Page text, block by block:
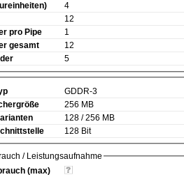
4
12
pro Pipe
1
gesamt
12
5
GDDR-3
256 MB
128 / 256 MB
128 Bit
/ Leistungsaufnahme
(max)